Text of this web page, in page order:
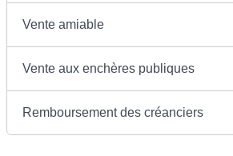
Vente amiable
Vente aux enchères publiques
Remboursement des créanciers